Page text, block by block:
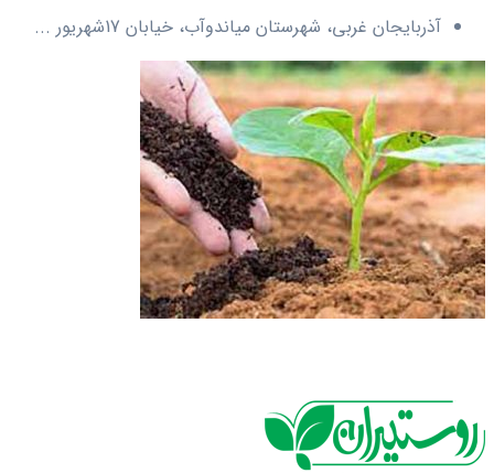
آذربایجان غربی، شهرستان میاندوآب، خیابان 17شهریور ...